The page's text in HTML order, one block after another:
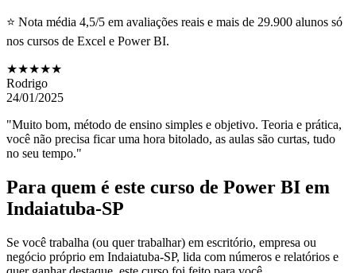
⭐ Nota média 4,5/5 em avaliações reais e mais de 29.900 alunos só
nos cursos de Excel e Power BI.
★★★★★
Rodrigo
24/01/2025
"Muito bom, método de ensino simples e objetivo. Teoria e prática,
você não precisa ficar uma hora bitolado, as aulas são curtas, tudo
no seu tempo."
Para quem é este curso de Power BI em
Indaiatuba-SP
Se você trabalha (ou quer trabalhar) em escritório, empresa ou
negócio próprio em Indaiatuba-SP, lida com números e relatórios e